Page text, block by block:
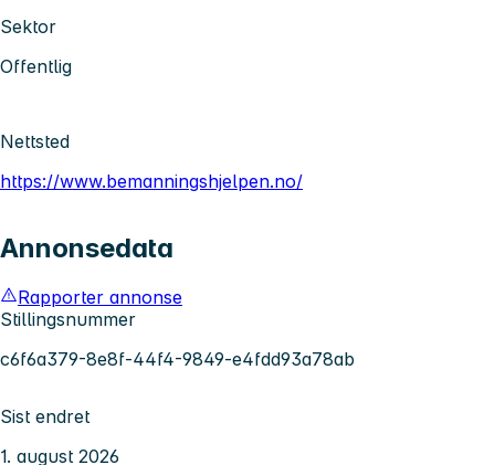
Sektor
Offentlig
Nettsted
https://www.bemanningshjelpen.no/
Annonsedata
Rapporter annonse
Stillingsnummer
c6f6a379-8e8f-44f4-9849-e4fdd93a78ab
Sist endret
1. august 2026